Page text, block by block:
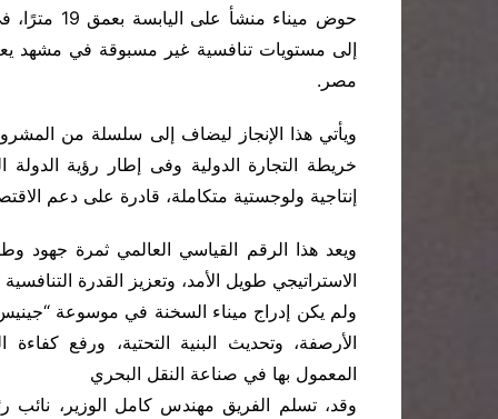
حوض ميناء
إلى مستويات تنافسية غير مسبوقة في مشهد
مصر.
ويأتي هذا الإنجاز ليضاف إلى سلسلة من
خريطة التجارة الدولية وفى إطار رؤية
إنتاجية ولوجستية متكاملة، قادرة على دعم
ويعد هذا الرقم القياسي العالمي ثمرة
الاستراتيجي طويل الأمد، وتعزيز القدرة التنافسية
ولم يكن إدراج ميناء السخنة في موسوعة
الأرصفة، وتحديث البنية التحتية، ورفع
المعمول بها في صناعة النقل البحري
وقد، تسلم الفريق مهندس كامل الوزير، نائب